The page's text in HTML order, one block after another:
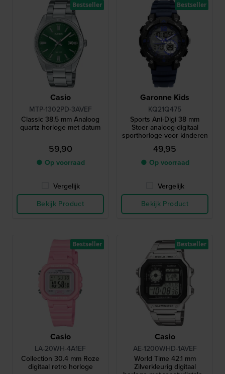
Casio
MTP-1302PD-3AVEF
Classic 38.5 mm Analoog
quartz horloge met datum
59,90
● Op voorraad
Vergelijk
Bekijk Product
Bestseller
Garonne Kids
KQ21Q475
Sports Ani-Digi 38 mm
Stoer analoog-digitaal
sporthorloge voor kinderen
49,95
● Op voorraad
Vergelijk
Bekijk Product
Bestseller
Casio
LA-20WH-4A1EF
Collection 30.4 mm Roze
digitaal retro horloge
Bestseller
Casio
AE-1200WHD-1AVEF
World Time 42.1 mm
Zilverkleurig digitaal
Bestseller